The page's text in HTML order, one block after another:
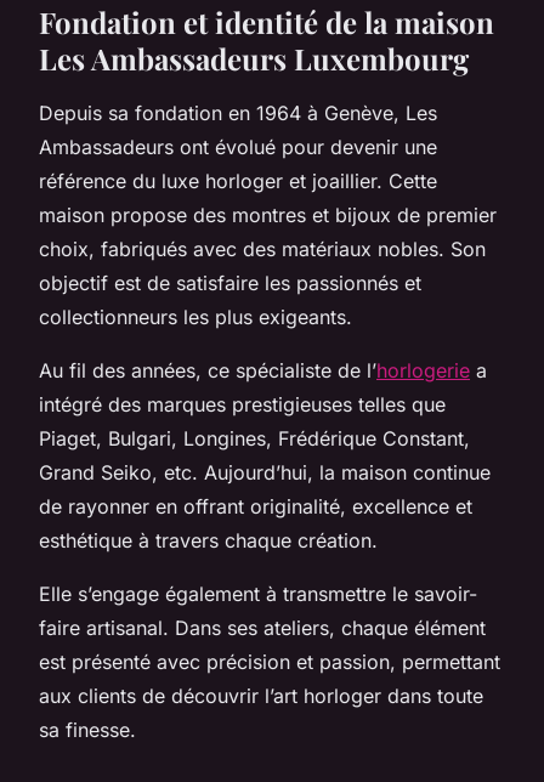
Fondation et identité de la maison
Les Ambassadeurs Luxembourg
Depuis sa fondation en 1964 à Genève, Les
Ambassadeurs ont évolué pour devenir une
référence du luxe horloger et joaillier. Cette
maison propose des montres et bijoux de premier
choix, fabriqués avec des matériaux nobles. Son
objectif est de satisfaire les passionnés et
collectionneurs les plus exigeants.
Au fil des années, ce spécialiste de l’horlogerie a
intégré des marques prestigieuses telles que
Piaget, Bulgari, Longines, Frédérique Constant,
Grand Seiko, etc. Aujourd’hui, la maison continue
de rayonner en offrant originalité, excellence et
esthétique à travers chaque création.
Elle s’engage également à transmettre le savoir-
faire artisanal. Dans ses ateliers, chaque élément
est présenté avec précision et passion, permettant
aux clients de découvrir l’art horloger dans toute
sa finesse.